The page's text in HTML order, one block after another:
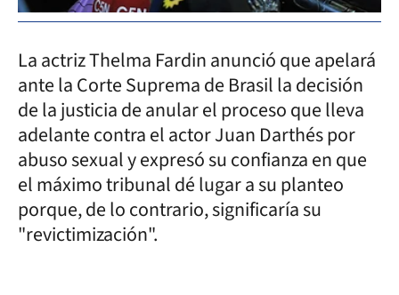
La actriz Thelma Fardin anunció que apelará
ante la Corte Suprema de Brasil la decisión
de la justicia de anular el proceso que lleva
adelante contra el actor Juan Darthés por
abuso sexual y expresó su confianza en que
el máximo tribunal dé lugar a su planteo
porque, de lo contrario, significaría su
"revictimización".